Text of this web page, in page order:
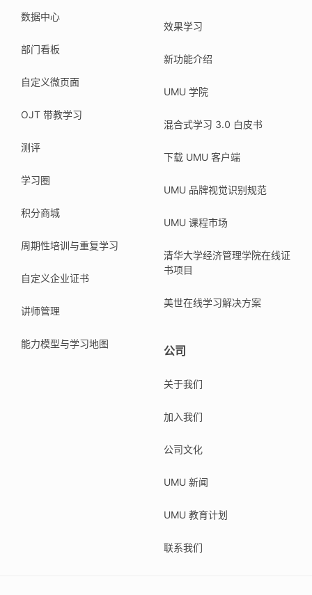
数据中心
部门看板
自定义微页面
OJT 带教学习
测评
学习圈
积分商城
周期性培训与重复学习
自定义企业证书
讲师管理
能力模型与学习地图
效果学习
新功能介绍
UMU 学院
混合式学习 3.0 白皮书
下载 UMU 客户端
UMU 品牌视觉识别规范
UMU 课程市场
清华大学经济管理学院在线证
书项目
美世在线学习解决方案
公司
关于我们
加入我们
公司文化
UMU 新闻
UMU 教育计划
联系我们